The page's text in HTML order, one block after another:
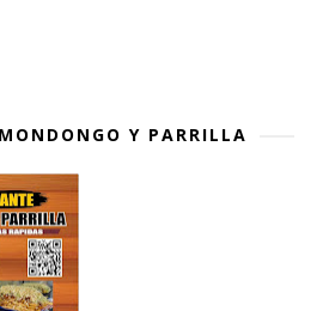
Y PARRILLA